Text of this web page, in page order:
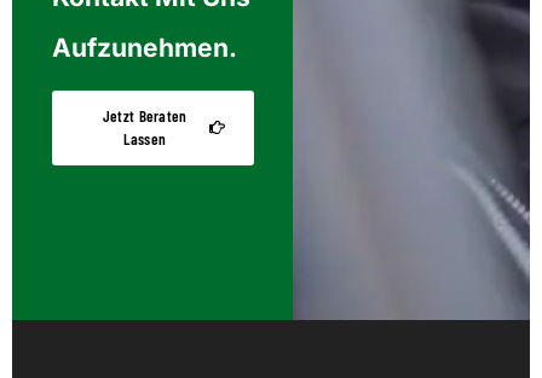
Aufzunehmen.
Jetzt Beraten
Lassen